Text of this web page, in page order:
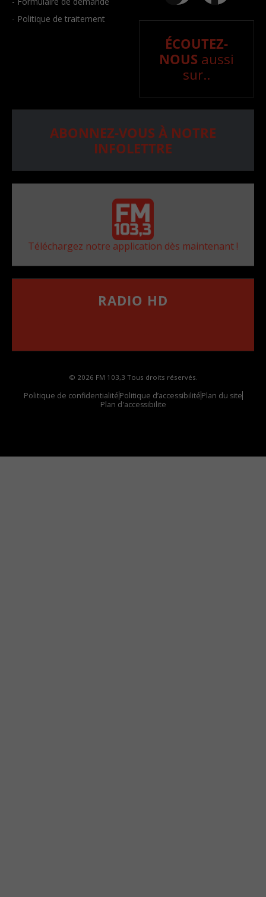
- Politique de traitement
ÉCOUTEZ-
NOUS aussi
sur..
ABONNEZ-VOUS À NOTRE
INFOLETTRE
Téléchargez notre application dès maintenant !
RADIO HD
© 2026 FM 103,3 Tous droits réservés.
Politique de confidentialitéPolitique d’accessibilitéPlan du site
Plan d'accessibilite